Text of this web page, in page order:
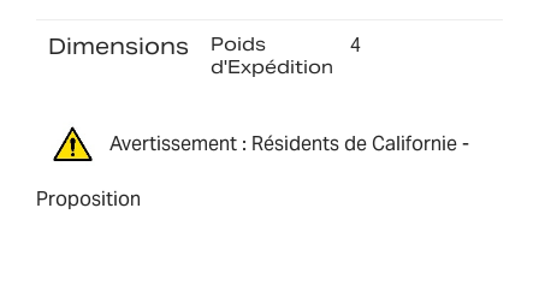
Dimensions
Poids
d'Expédition
4
Avertissement : Résidents de Californie -
Proposition